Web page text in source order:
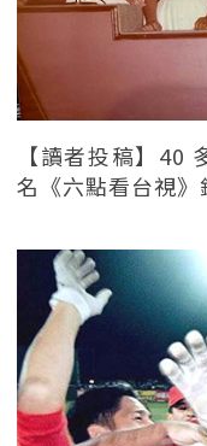
【讀者投稿】40
名《六點看台視